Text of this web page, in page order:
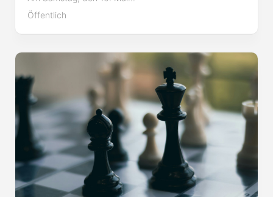
Öffentlich